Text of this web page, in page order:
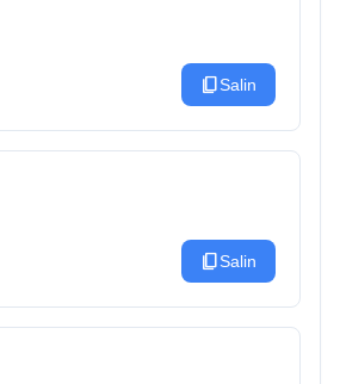
content_copySalin
content_copySalin